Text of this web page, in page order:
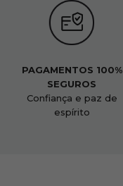
PAGAMENTOS 100%
SEGUROS
Confiança e paz de
espírito